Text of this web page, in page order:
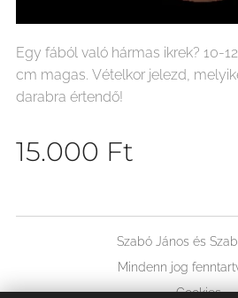
Egy fából való hármas ikrek? 10-
cm magas. Vételkor jelezd,
darabra értendő!
15.000 Ft
Szabó János és
Mindenn jog
Cookies